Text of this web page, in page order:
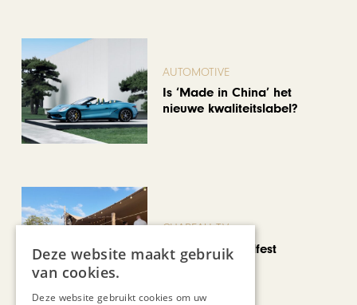
AUTOMOTIVE
Is ‘Made in China’ het
nieuwe kwaliteitslabel?
CHAPEAU TV
Noorbeek Foodfest
Deze website maakt gebruik
van cookies.
Deze website gebruikt cookies om uw